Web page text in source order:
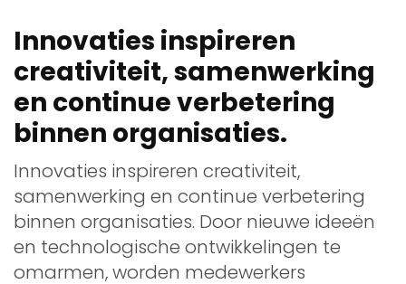
Innovaties inspireren
creativiteit, samenwerking
en continue verbetering
binnen organisaties.
Innovaties inspireren creativiteit,
samenwerking en continue verbetering
binnen organisaties. Door nieuwe ideeën
en technologische ontwikkelingen te
omarmen, worden medewerkers